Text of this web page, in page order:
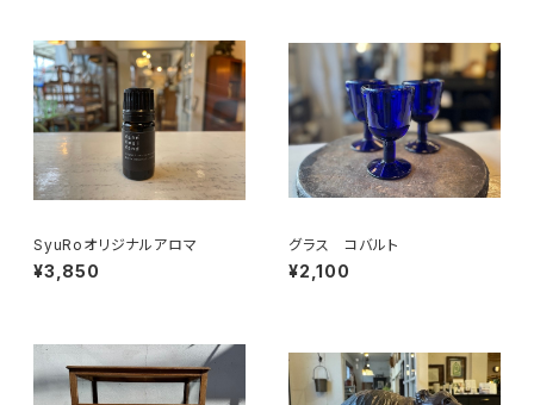
SyuRoオリジナルアロマ
¥3,850
グラス コバルト
¥2,100